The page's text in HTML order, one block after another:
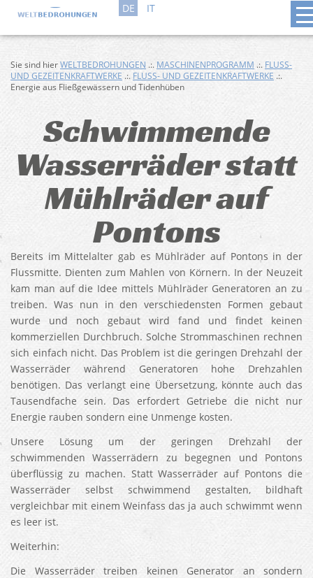
DE IT
Sie sind hierWELTBEDROHUNGEN .:. MASCHINENPROGRAMM .:. FLUSS-
UND GEZEITENKRAFTWERKE .:. FLUSS- UND GEZEITENKRAFTWERKE .:.
Energie aus Fließgewässern und Tidenhüben
Schwimmende
Wasserräder statt
Mühlräder auf
Pontons
Bereits im Mittelalter gab es Mühlräder auf Pontons in der
Flussmitte. Dienten zum Mahlen von Körnern. In der Neuzeit
kam man auf die Idee mittels Mühlräder Generatoren an zu
treiben. Was nun in den verschiedensten Formen gebaut
wurde und noch gebaut wird fand und findet keinen
kommerziellen Durchbruch. Solche Strommaschinen rechnen
sich einfach nicht. Das Problem ist die geringen Drehzahl der
Wasserräder während Generatoren hohe Drehzahlen
benötigen. Das verlangt eine Übersetzung, könnte auch das
Tausendfache sein. Das erfordert Getriebe die nicht nur
Energie rauben sondern eine Unmenge kosten.
Unsere Lösung um der geringen Drehzahl der
schwimmenden Wasserrädern zu begegnen und Pontons
überflüssig zu machen. Statt Wasserräder auf Pontons die
Wasserräder selbst schwimmend gestalten, bildhaft
vergleichbar mit einem Weinfass das ja auch schwimmt wenn
es leer ist.
Weiterhin:
Die Wasserräder treiben keinen Generator an sondern